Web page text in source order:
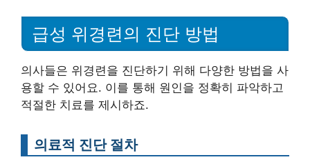
급성 위경련의 진단 방법
의사들은 위경련을 진단하기 위해 다양한 방법을 사
용할 수 있어요. 이를 통해 원인을 정확히 파악하고
적절한 치료를 제시하죠.
의료적 진단 절차